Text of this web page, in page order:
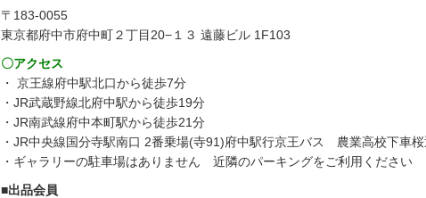
〒183-0055
東京都府中市府中町２丁目20−１３ 遠藤ビル 1F103
〇アクセス
・ 京王線府中駅北口から徒歩7分
・JR武蔵野線北府中駅から徒歩19分
・JR南武線府中本町駅から徒歩21分
・JR中央線国分寺駅南口 2番乗場(寺91)府中駅行京王バス 農業高校下車
・ギャラリーの駐車場はありません 近隣のパーキングをご利用ください
■出品会員